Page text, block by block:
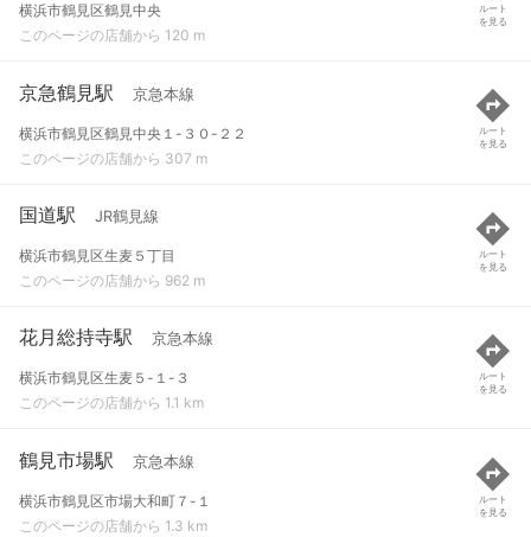
横浜市鶴見区鶴見中央
このページの店舗から 120 m
ルート
を見る
京急鶴見駅 京急本線
横浜市鶴見区鶴見中央１-３０-２２
このページの店舗から 307 m
ルート
を見る
国道駅 JR鶴見線
横浜市鶴見区生麦５丁目
このページの店舗から 962 m
ルート
を見る
花月総持寺駅 京急本線
横浜市鶴見区生麦５-１-３
このページの店舗から 1.1 km
ルート
を見る
鶴見市場駅 京急本線
横浜市鶴見区市場大和町７-１
このページの店舗から 1.3 km
ルート
を見る